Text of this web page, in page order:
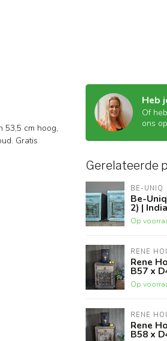
53,5 cm hoog,
Gratis
Heb
Of
ons
Gerelateerde
BE-UNIQ
Be-
2) |
Op
RENE
Rene
B57 x
Op
RENE
Rene
B58 x